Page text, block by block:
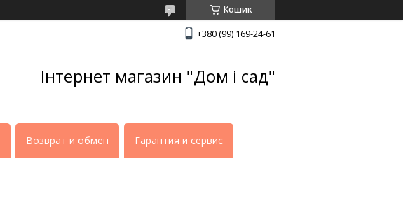
Кошик
+380 (99) 169-24-61
Інтернет магазин "Дом і сад"
Возврат и обмен Гарантия и сервис